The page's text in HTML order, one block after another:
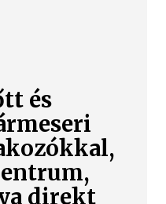
és
direkt